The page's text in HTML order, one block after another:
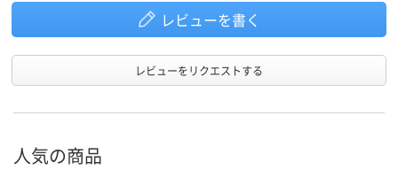
レビューを書く
レビューをリクエストする
人気の商品